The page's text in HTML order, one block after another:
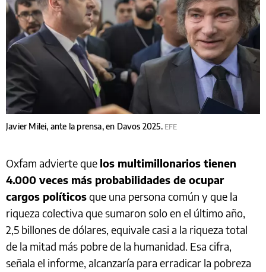
Javier Milei, ante la prensa, en Davos 2025. EFE
Oxfam advierte que los multimillonarios tienen
4.000 veces más probabilidades de ocupar
cargos políticosque una persona común y que la
riqueza colectiva que sumaron solo en el último año,
2,5 billones de dólares, equivale casi a la riqueza total
de la mitad más pobre de la humanidad. Esa cifra,
señala el informe, alcanzaría para erradicar la pobreza